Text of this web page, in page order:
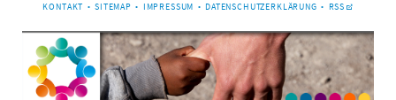
NAVIGATION
KONTAKT SITEMAP IMPRESSUM DATENSCHUTZERKLÄRUNG RSS